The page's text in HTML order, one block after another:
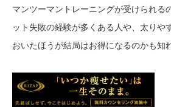
マンツーマントレーニングが受けられる
ット失敗の経験が多くある人や、太りや
おいたほうが結局はお得になるのかも知